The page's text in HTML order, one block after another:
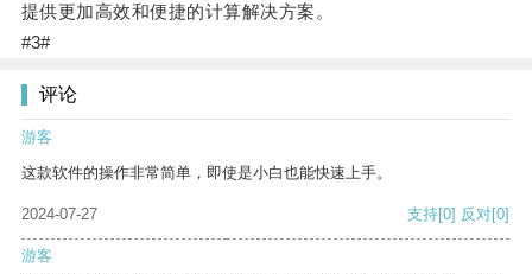
提供更加高效和便捷的计算解决方案。
#3#
评论
游客
这款软件的操作非常简单，即使是小白也能快速上手。
2024-07-27 支持[0] 反对[0]
游客